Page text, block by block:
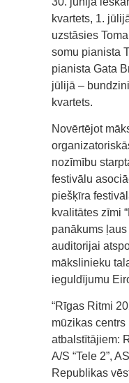
kvartets, 1.
uzstāsies
somu pianista
pianista Gata
jūlijā –
kvartets.
Novērtējot
nozīmību
festivālu
piešķīra
kvalitātes zīmi
panākums
auditorijai
mākslinieku
ieguldījumu
“Rīgas Ritmi
mūzikas
atbalstītājiem:
A/S “Tele 2”,
Republikas